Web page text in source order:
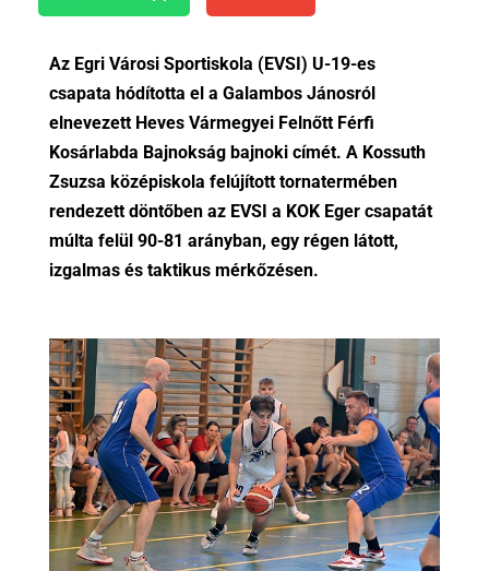
Az Egri Városi Sportiskola (EVSI) U-19-es
csapata hódította el a Galambos Jánosról
elnevezett Heves Vármegyei Felnőtt Férfi
Kosárlabda Bajnokság bajnoki címét. A Kossuth
Zsuzsa középiskola felújított tornatermében
rendezett döntőben az EVSI a KOK Eger csapatát
múlta felül 90-81 arányban, egy régen látott,
izgalmas és taktikus mérkőzésen.